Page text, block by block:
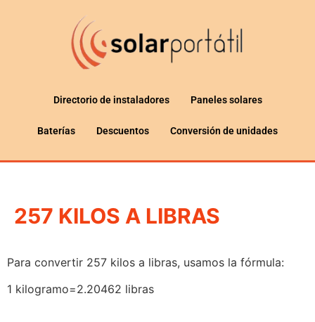
Directorio de instaladores Paneles solares
Baterías Descuentos Conversión de unidades
257 KILOS A LIBRAS
Para convertir 257 kilos a libras, usamos la fórmula:
1 kilogramo=2.20462 libras